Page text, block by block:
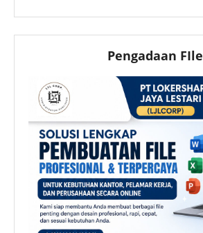
Pengadaan FIle